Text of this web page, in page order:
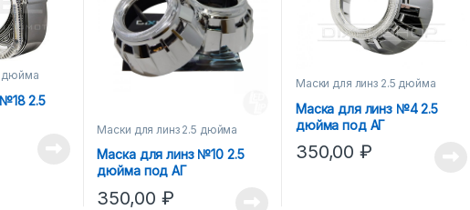
дюйма
2.5
Маски для линз 2.5 дюйма
Маска для линз №10 2.5
дюйма под АГ
350,00 ₽
Маски для линз 2.5 дюйма
Маска для линз №4 2.5
дюйма под АГ
350,00₽